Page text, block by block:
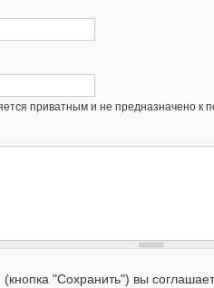
приватным и не предназначено к
"Сохранить") вы